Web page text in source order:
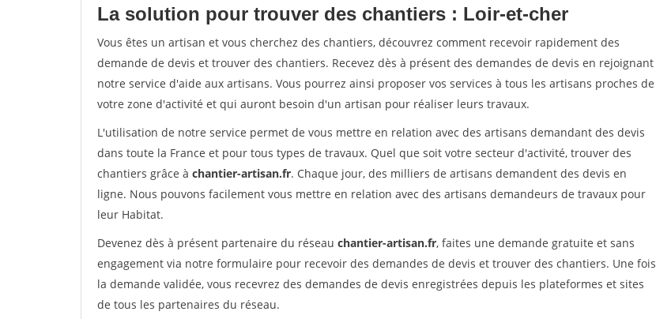
La solution pour trouver des chantiers : Loir-et-cher
Vous êtes un artisan et vous cherchez des chantiers, découvrez comment recevoir rapidement des
demande de devis et trouver des chantiers. Recevez dès à présent des demandes de devis en rejoignant
notre service d'aide aux artisans. Vous pourrez ainsi proposer vos services à tous les artisans proches de
votre zone d'activité et qui auront besoin d'un artisan pour réaliser leurs travaux.
L'utilisation de notre service permet de vous mettre en relation avec des artisans demandant des devis
dans toute la France et pour tous types de travaux. Quel que soit votre secteur d'activité, trouver des
chantiers grâce à chantier-artisan.fr. Chaque jour, des milliers de artisans demandent des devis en
ligne. Nous pouvons facilement vous mettre en relation avec des artisans demandeurs de travaux pour
leur Habitat.
Devenez dès à présent partenaire du réseau chantier-artisan.fr, faites une demande gratuite et sans
engagement via notre formulaire pour recevoir des demandes de devis et trouver des chantiers. Une fois
la demande validée, vous recevrez des demandes de devis enregistrées depuis les plateformes et sites
de tous les partenaires du réseau.